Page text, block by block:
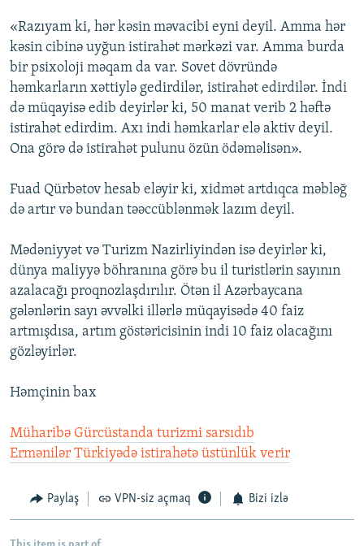
«Razıyam ki, hər kəsin məvacibi eyni deyil. Amma hər
kəsin cibinə uyğun istirahət mərkəzi var. Amma burda
bir psixoloji məqam da var. Sovet dövründə
həmkarların xəttiylə gedirdilər, istirahət edirdilər. İndi
də müqayisə edib deyirlər ki, 50 manat verib 2 həftə
istirahət edirdim. Axı indi həmkarlar elə aktiv deyil.
Ona görə də istirahət pulunu özün ödəməlisən».
Fuad Qürbətov hesab eləyir ki, xidmət artdıqca məbləğ
də artır və bundan təəccüblənmək lazım deyil.
Mədəniyyət və Turizm Nazirliyindən isə deyirlər ki,
dünya maliyyə böhranına görə bu il turistlərin sayının
azalacağı proqnozlaşdırılır. Ötən il Azərbaycana
gələnlərin sayı əvvəlki illərlə müqayisədə 40 faiz
artmışdısa, artım göstəricisinin indi 10 faiz olacağını
gözləyirlər.
Həmçinin bax
Müharibə Gürcüstanda turizmi sarsıdıb
Ermənilər Türkiyədə istirahətə üstünlük verir
Paylaş VPN-siz açmaq Bizi izlə